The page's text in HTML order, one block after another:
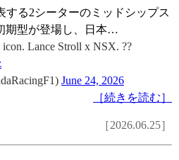
する2シーターのミッドシップス
期型が登場し、日本…
icon. Lance Stroll x NSX. ??
June 24, 2026
［続きを読む］
［2026.06.25］